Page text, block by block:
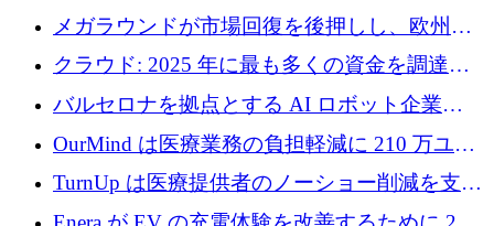
プテック戦略をどのように再構築しているか
メガラウンドが市場回復を後押しし、欧州の
ハイテク資金調達は5月に105億ユーロに回復
クラウド: 2025 年に最も多くの資金を調達し
た 10 社
バルセロナを拠点とする AI ロボット企業
Theker が 8,500 万ドルを調達
OurMind は医療業務の負担軽減に 210 万ユー
ロを寄付
TurnUp は医療提供者のノーショー削減を支援
するために 200 万ユーロを調達